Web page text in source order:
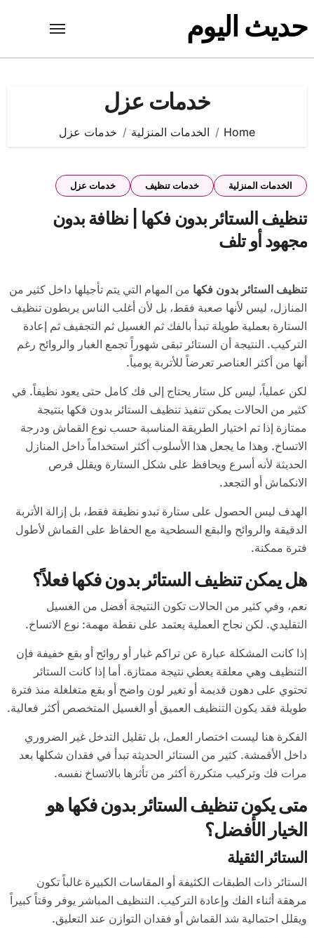
to
content
حديث اليوم
خدمات عزل
Home الخدمات المنزلية خدمات عزل
الخدمات المنزلية خدمات تنظيف خدمات عزل
تنظيف الستائر بدون فكها | نظافة بدون
مجهود أو تلف
تنظيف الستائر بدون فكها من المهام التي يتم تأجيلها داخل كثير من
المنازل، ليس لأنها صعبة فقط، بل لأن أغلب الناس يربطون تنظيف
الستارة بعملية طويلة تبدأ بالفك ثم الغسيل ثم التجفيف ثم إعادة
التركيب. النتيجة أن الستائر تبقى شهوراً تجمع الغبار والروائح رغم
أنها من أكثر العناصر تعرضاً للأتربة يومياً.
لكن عملياً، ليس كل ستار يحتاج إلى فك كامل حتى يعود نظيفاً. في
كثير من الحالات يمكن تنفيذ تنظيف الستائر بدون فكها بنتيجة
ممتازة إذا تم اختيار الطريقة المناسبة حسب نوع القماش ودرجة
الاتساخ. وهذا ما يجعل هذا الأسلوب أكثر استخداماً داخل المنازل
الحديثة لأنه أسرع ويحافظ على شكل الستارة ويقلل فرص
الانكماش أو التجعد.
الهدف ليس الحصول على ستارة تبدو نظيفة فقط، بل إزالة الأتربة
الدقيقة والروائح والبقع السطحية مع الحفاظ على القماش لأطول
فترة ممكنة.
هل يمكن تنظيف الستائر بدون فكها فعلاً؟
نعم، وفي كثير من الحالات تكون النتيجة أفضل من الغسيل
التقليدي. لكن نجاح العملية يعتمد على نقطة مهمة: نوع الاتساخ.
إذا كانت المشكلة عبارة عن تراكم غبار أو روائح أو بقع خفيفة فإن
التنظيف وهي معلقة يعطي نتيجة ممتازة. أما إذا كانت الستائر
تحتوي على دهون قديمة أو تغير لون واضح أو بقع متغلغلة منذ فترة
طويلة فقد يكون التنظيف العميق أو الغسيل المتخصص أكثر فعالية.
الفكرة هنا ليست اختصار العمل، بل تقليل التدخل غير الضروري
داخل الأقمشة. كثير من الستائر الحديثة تبدأ في فقدان شكلها بعد
مرات فك وتركيب متكررة أكثر من تأثرها بالاتساخ نفسه.
متى يكون تنظيف الستائر بدون فكها هو
الخيار الأفضل؟
الستائر الثقيلة
الستائر ذات الطبقات الكثيفة أو المقاسات الكبيرة غالباً تكون
مرهقة أثناء الفك وإعادة التركيب. التنظيف المباشر يوفر وقتاً كبيراً
ويقلل احتمالية شد القماش أو فقدان التوازن عند التعليق.